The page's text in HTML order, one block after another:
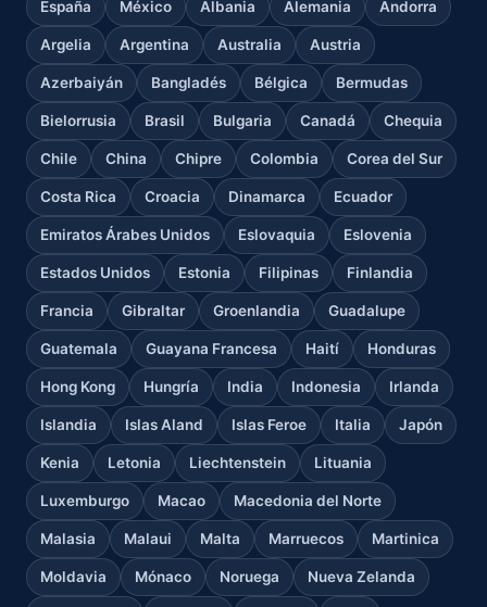
España México Albania Alemania Andorra
Argelia Argentina Australia Austria
Azerbaiyán Bangladés Bélgica Bermudas
Bielorrusia Brasil Bulgaria Canadá Chequia
Chile China Chipre Colombia Corea del Sur
Costa Rica Croacia Dinamarca Ecuador
Emiratos Árabes Unidos Eslovaquia Eslovenia
Estados Unidos Estonia Filipinas Finlandia
Francia Gibraltar Groenlandia Guadalupe
Guatemala Guayana Francesa Haití Honduras
Hong Kong Hungría India Indonesia Irlanda
Islandia Islas Aland Islas Feroe Italia Japón
Kenia Letonia Liechtenstein Lituania
Luxemburgo Macao Macedonia del Norte
Malasia Malaui Malta Marruecos Martinica
Moldavia Mónaco Noruega Nueva Zelanda